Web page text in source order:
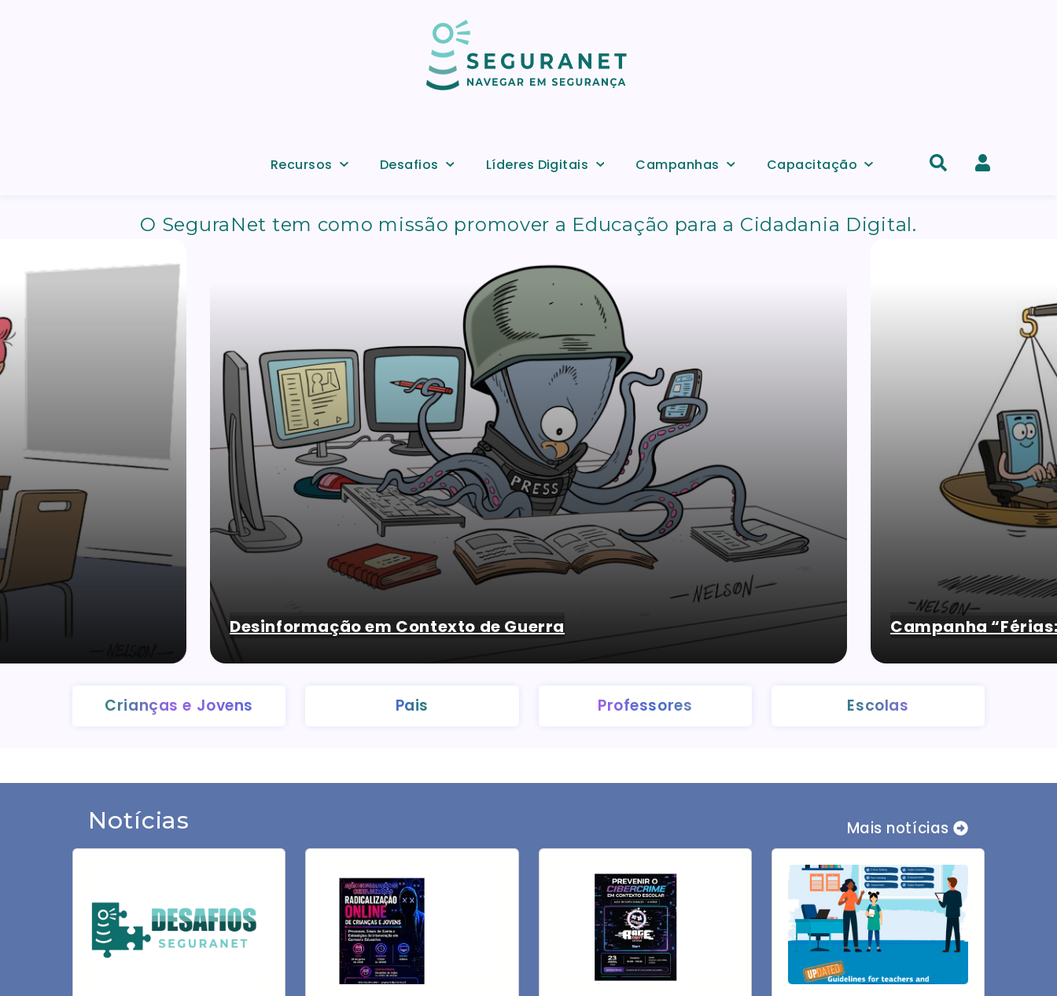
Recursos Desafios Líderes Digitais Campanhas Capacitação
O SeguraNet tem como missão promover a Educação para a Cidadania Digital.
Desinformação em Contexto de Guerra Campanha
Crianças e Jovens Pais Professores Escolas
Notícias Mais notícias